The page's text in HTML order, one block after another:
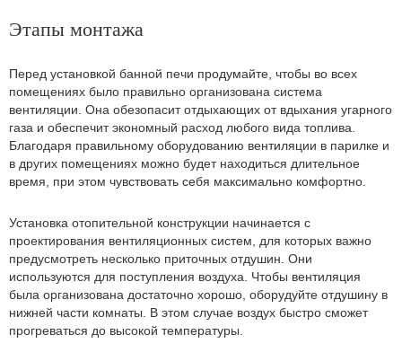
Этапы монтажа
Перед установкой банной печи продумайте, чтобы во всех
помещениях было правильно организована система
вентиляции. Она обезопасит отдыхающих от вдыхания угарного
газа и обеспечит экономный расход любого вида топлива.
Благодаря правильному оборудованию вентиляции в парилке и
в других помещениях можно будет находиться длительное
время, при этом чувствовать себя максимально комфортно.
Установка отопительной конструкции начинается с
проектирования вентиляционных систем, для которых важно
предусмотреть несколько приточных отдушин. Они
используются для поступления воздуха. Чтобы вентиляция
была организована достаточно хорошо, оборудуйте отдушину в
нижней части комнаты. В этом случае воздух быстро сможет
прогреваться до высокой температуры.